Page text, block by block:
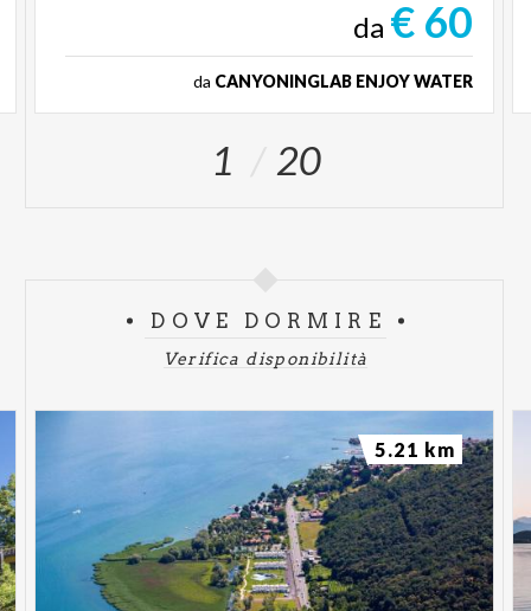
da € 60
da CANYONINGLAB ENJOY WATER
1 20
DOVE DORMIRE
Verifica disponibilità
5.21 km